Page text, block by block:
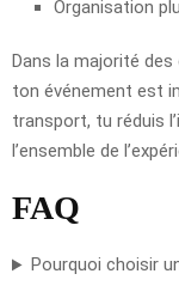
Organisation
Dans la majorité
ton événement est
transport, tu réduis
l’ensemble de
FAQ
Pourquoi choisir